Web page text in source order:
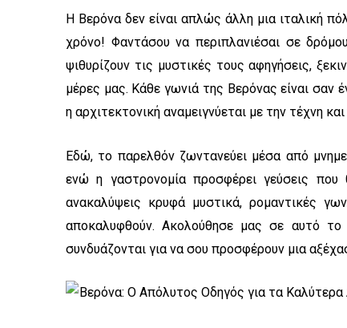
m
Η Βερόνα δεν είναι απλώς άλλη μια ιταλική
χρόνο! Φαντάσου να περιπλανιέσαι σε
ψιθυρίζουν τις μυστικές τους αφηγήσεις,
μέρες μας. Κάθε γωνιά της Βερόνας είναι
η αρχιτεκτονική αναμειγνύεται με την τέχνη
Εδώ, το παρελθόν ζωντανεύει μέσα από
ενώ η γαστρονομία προσφέρει γεύσεις
ανακαλύψεις κρυφά μυστικά, ρομαντικές
αποκαλυφθούν. Ακολούθησε μας σε αυτό το
συνδυάζονται για να σου προσφέρουν μια